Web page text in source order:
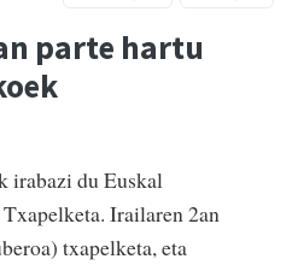
parte hartu
irabazi du Euskal
Irailaren 2an
txapelketa, eta